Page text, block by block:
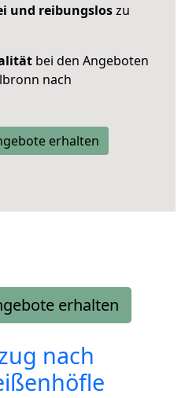
und reibungsloszu
bei den Angeboten
nach
erhalten
erhalten
nach